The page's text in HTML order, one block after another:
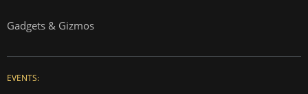
Gadgets & Gizmos
EVENTS: